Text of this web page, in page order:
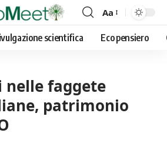
Font
Resizer
Aa
scientifica Eco pensiero
nelle faggete
patrimonio